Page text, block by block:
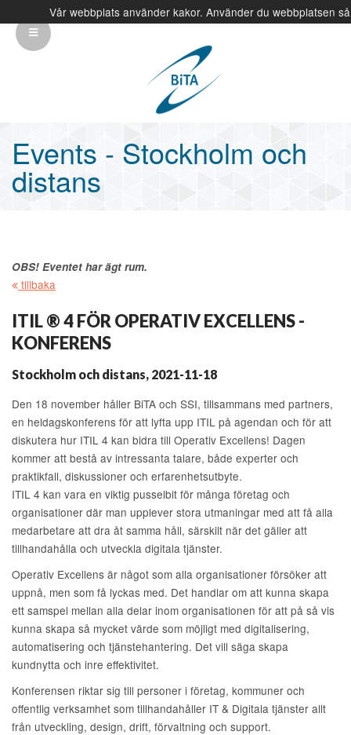
Vår webbplats använder kakor. Använder du webbplatsen
08-410 320 00
info@bita.eu
Events - Stockholm och
distans
OBS! Eventet har ägt rum.
tillbaka
ITIL ® 4 FÖR OPERATIV EXCELLENS -
KONFERENS
Stockholm och distans, 2021-11-18
Den 18 november håller BiTA och SSI, tillsammans med partners,
en heldagskonferens för att lyfta upp ITIL på agendan och för att
diskutera hur ITIL 4 kan bidra till Operativ Excellens! Dagen
kommer att bestå av intressanta talare, både experter och
praktikfall, diskussioner och erfarenhetsutbyte.
ITIL 4 kan vara en viktig pusselbit för många företag och
organisationer där man upplever stora utmaningar med att få alla
medarbetare att dra åt samma håll, särskilt när det gäller att
tillhandahålla och utveckla digitala tjänster.
Operativ Excellens är något som alla organisationer försöker att
uppnå, men som få lyckas med. Det handlar om att kunna skapa
ett samspel mellan alla delar inom organisationen för att på så vis
kunna skapa så mycket värde som möjligt med digitalisering,
automatisering och tjänstehantering. Det vill säga skapa
kundnytta och inre effektivitet.
Konferensen riktar sig till personer i företag, kommuner och
offentlig verksamhet som tillhandahåller IT & Digitala tjänster allt
från utveckling, design, drift, förvaltning och support.